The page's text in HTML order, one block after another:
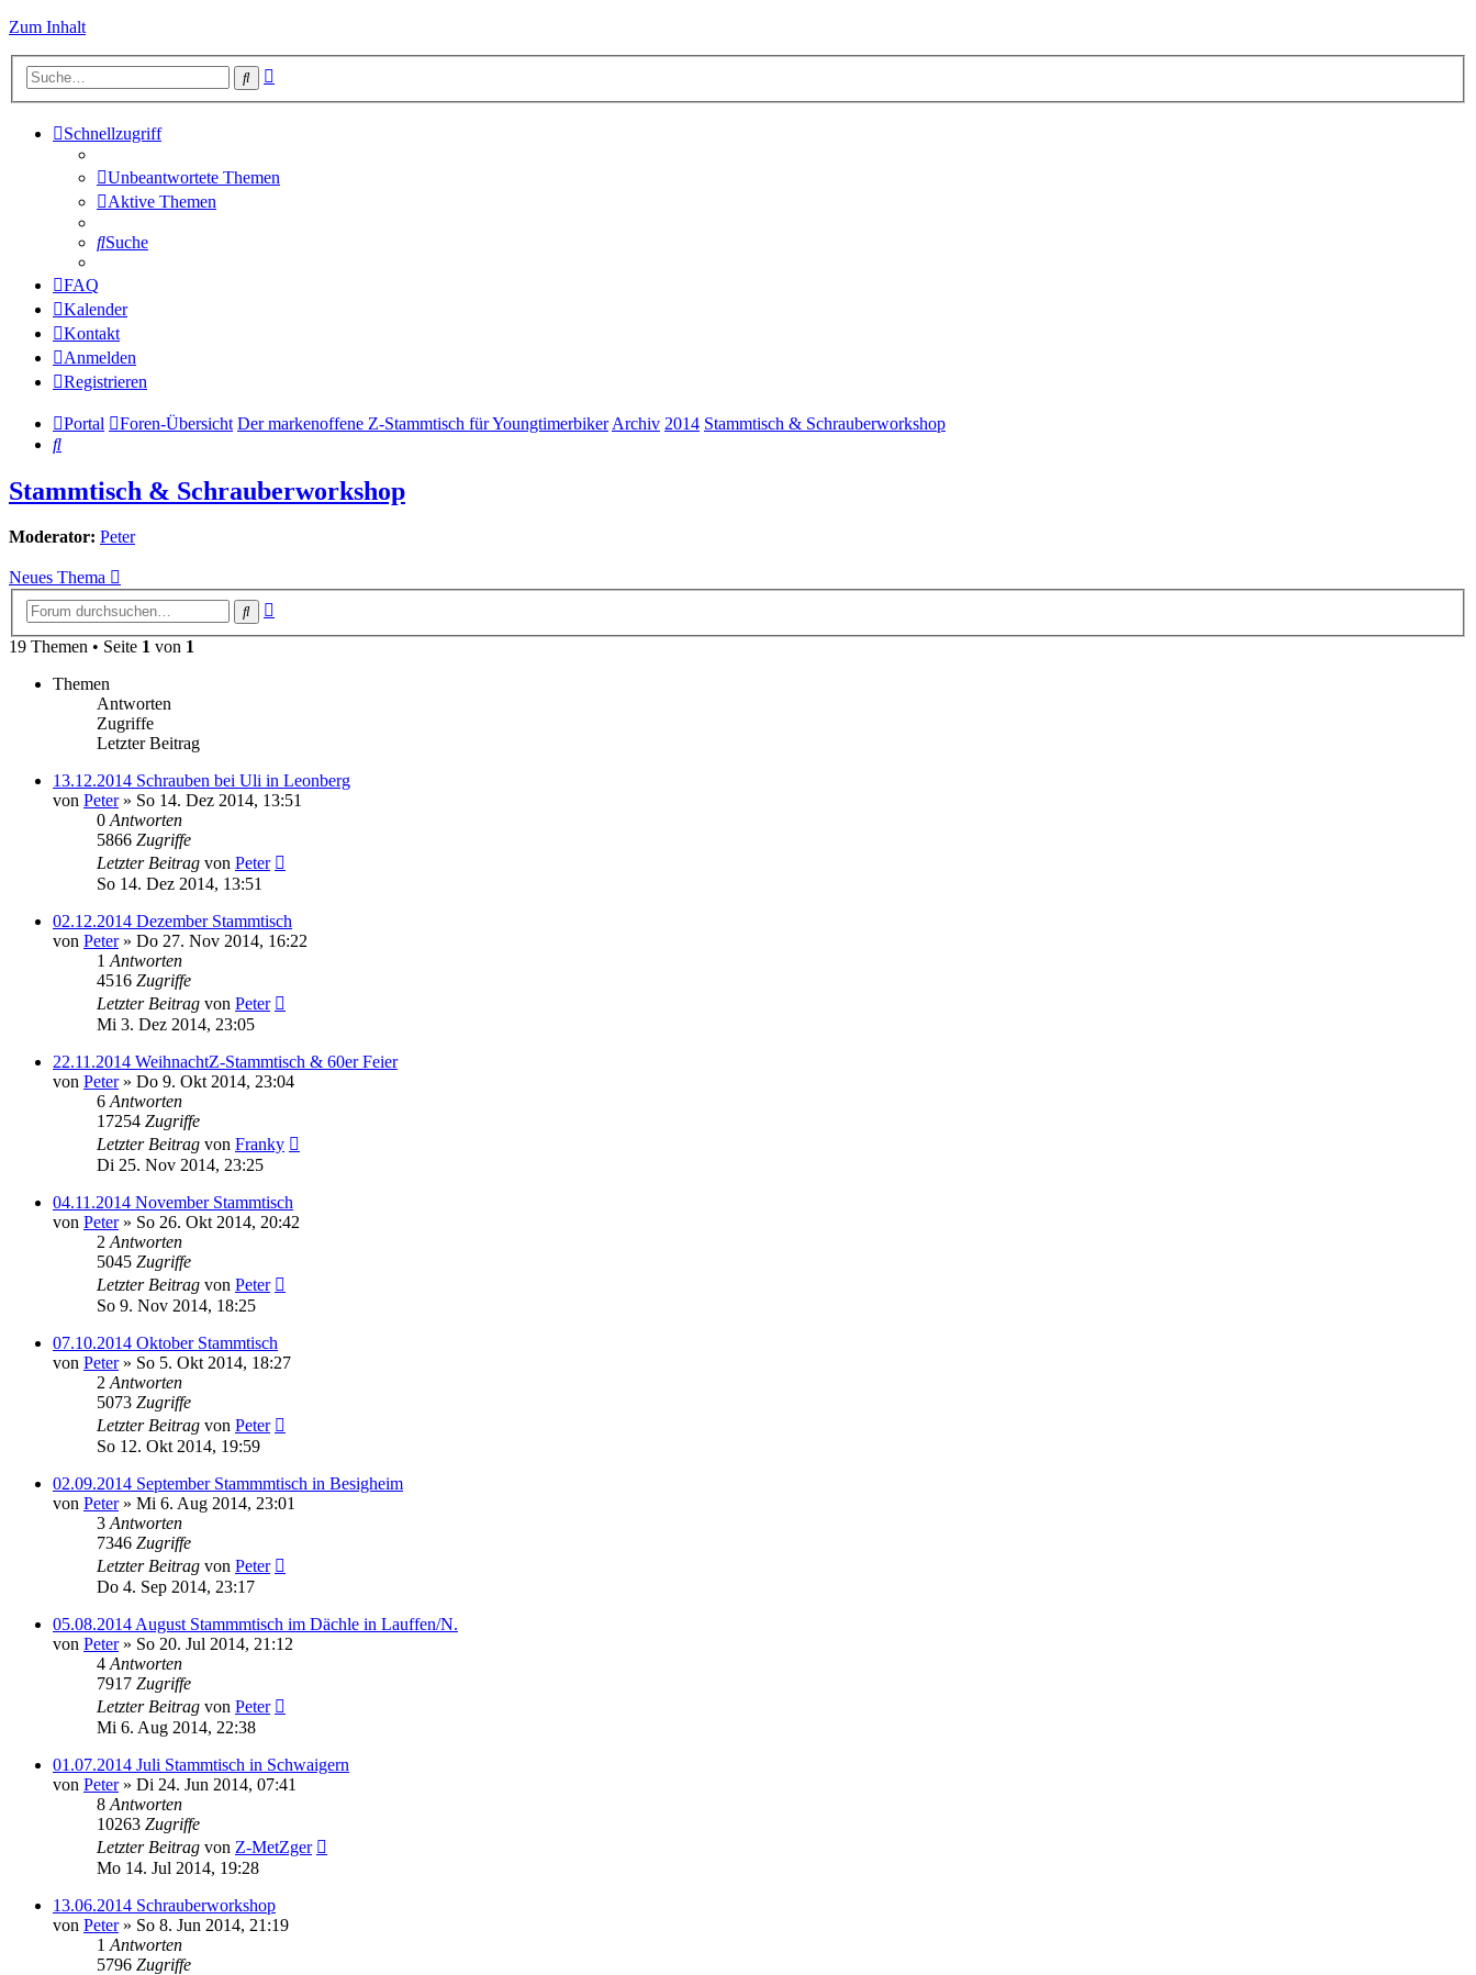
Zum Inhalt
Suche
Schnellzugriff
Unbeantwortete Themen
Aktive Themen
Suche
FAQ
Kalender
Kontakt
Anmelden
Registrieren
Portal Foren-Übersicht Der markenoffene Z-Stammtisch für Youngtimerbiker Archiv 2014 Stammtisch & Schrauberworkshop
Suche
Stammtisch & Schrauberworkshop
Moderator: Peter
Neues Thema
Suche
19 Themen • Seite 1 von 1
Themen
Antworten
Zugriffe
Letzter Beitrag
13.12.2014 Schrauben bei Uli in Leonberg
von Peter» So 14. Dez 2014, 13:51
0 Antworten
5866 Zugriffe
Letzter Beitrag von Peter
So 14. Dez 2014, 13:51
02.12.2014 Dezember Stammtisch
von Peter» Do 27. Nov 2014, 16:22
1 Antworten
4516 Zugriffe
Letzter Beitrag von Peter
Mi 3. Dez 2014, 23:05
22.11.2014 WeihnachtZ-Stammtisch & 60er Feier
von Peter» Do 9. Okt 2014, 23:04
6 Antworten
17254 Zugriffe
Letzter Beitrag von Franky
Di 25. Nov 2014, 23:25
04.11.2014 November Stammtisch
von Peter» So 26. Okt 2014, 20:42
2 Antworten
5045 Zugriffe
Letzter Beitrag von Peter
So 9. Nov 2014, 18:25
07.10.2014 Oktober Stammtisch
von Peter» So 5. Okt 2014, 18:27
2 Antworten
5073 Zugriffe
Letzter Beitrag von Peter
So 12. Okt 2014, 19:59
02.09.2014 September Stammmtisch in Besigheim
von Peter» Mi 6. Aug 2014, 23:01
3 Antworten
7346 Zugriffe
Letzter Beitrag von Peter
Do 4. Sep 2014, 23:17
05.08.2014 August Stammmtisch im Dächle in Lauffen/N.
von Peter» So 20. Jul 2014, 21:12
4 Antworten
7917 Zugriffe
Letzter Beitrag von Peter
Mi 6. Aug 2014, 22:38
01.07.2014 Juli Stammtisch in Schwaigern
von Peter» Di 24. Jun 2014, 07:41
8 Antworten
10263 Zugriffe
Letzter Beitrag von Z-MetZger
Mo 14. Jul 2014, 19:28
13.06.2014 Schrauberworkshop
von Peter» So 8. Jun 2014, 21:19
1 Antworten
5796 Zugriffe